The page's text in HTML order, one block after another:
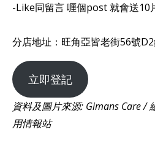
-Like同留言 喱個post 就會送10
分店地址：旺角亞皆老街56號
立即登記
資料及圖片來源: Gimans Care /
用情報站